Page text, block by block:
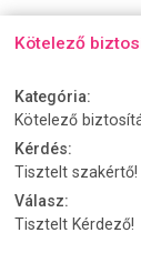
Kötelező
Kategória:
Kötelező
Kérdés:
Tisztelt
Válasz:
Tisztelt Kérdező!